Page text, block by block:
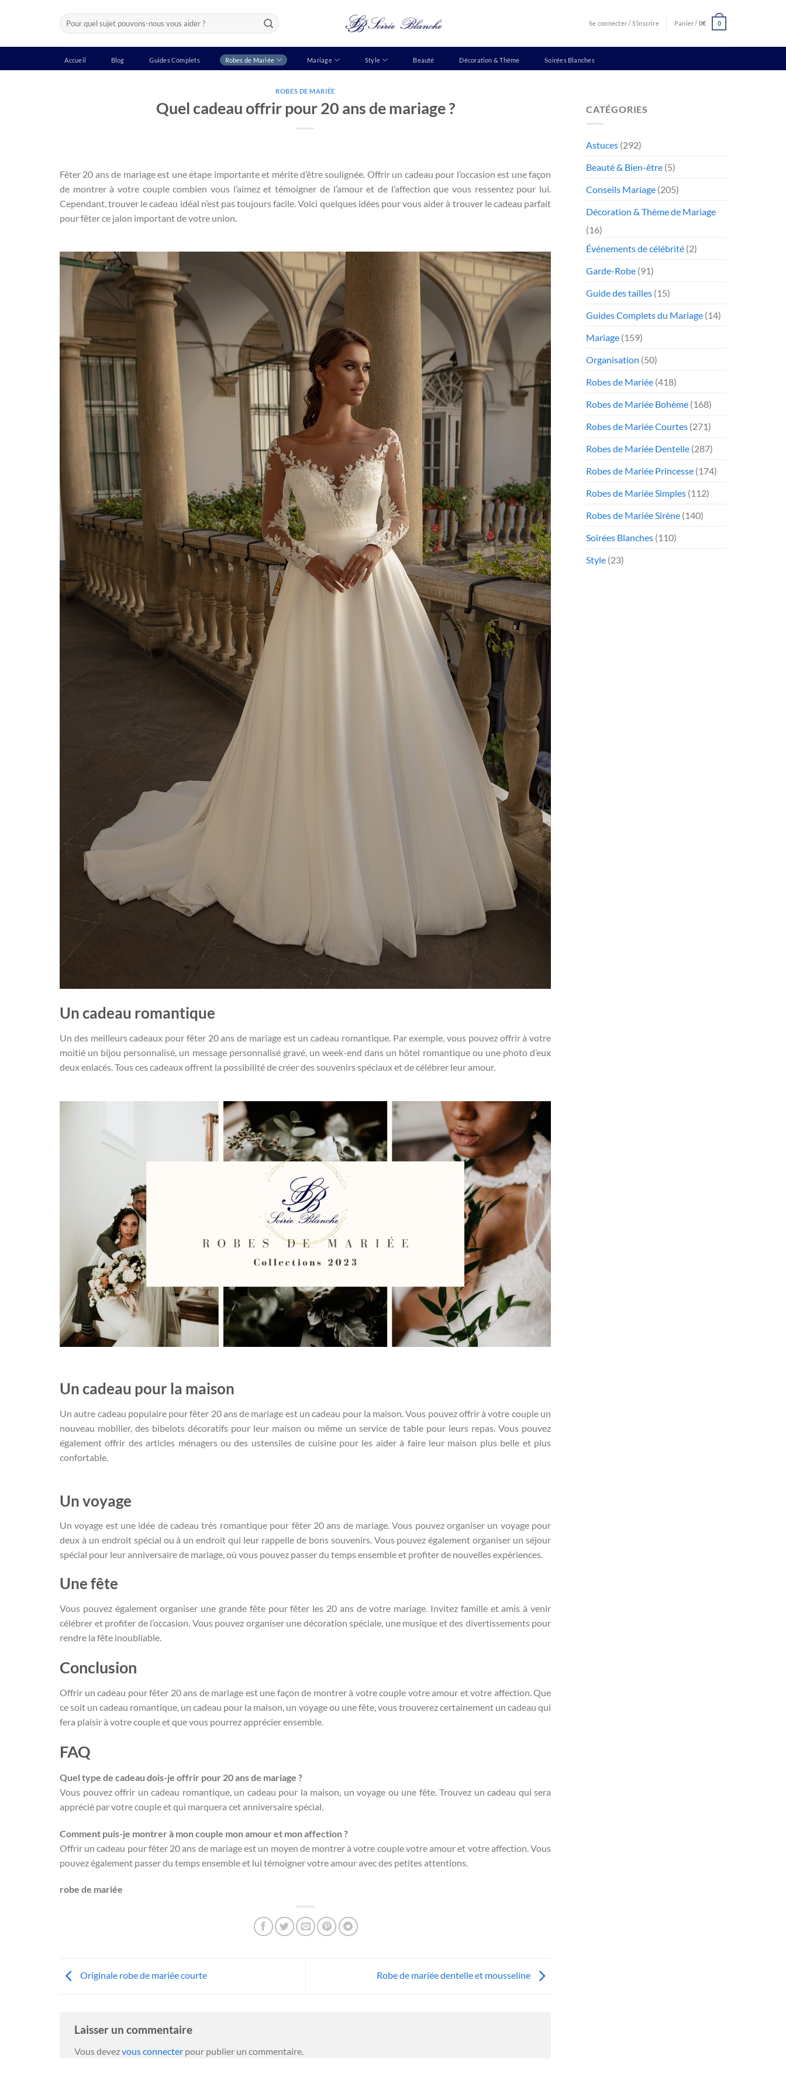
Recherche
pour :
Se connecter / S’inscrire Panier / 0€ 0
Accueil Blog Guides Complets Robes de Mariée Mariage Style Beauté Décoration & Thème Soirées Blanches
ROBES DE MARIÉE
Quel cadeau offrir pour 20 ans de mariage ?
Fêter 20 ans de mariage est une étape importante et mérite d’être soulignée. Offrir un cadeau pour l’occasion est une façon
de montrer à votre couple combien vous l’aimez et témoigner de l’amour et de l’affection que vous ressentez pour lui.
Cependant, trouver le cadeau idéal n’est pas toujours facile. Voici quelques idées pour vous aider à trouver le cadeau parfait
pour fêter ce jalon important de votre union.
Un cadeau romantique
Un des meilleurs cadeaux pour fêter 20 ans de mariage est un cadeau romantique. Par exemple, vous pouvez offrir à votre
moitié un bijou personnalisé, un message personnalisé gravé, un week-end dans un hôtel romantique ou une photo d’eux
deux enlacés. Tous ces cadeaux offrent la possibilité de créer des souvenirs spéciaux et de célébrer leur amour.
Un cadeau pour la maison
Un autre cadeau populaire pour fêter 20 ans de mariage est un cadeau pour la maison. Vous pouvez offrir à votre couple un
nouveau mobilier, des bibelots décoratifs pour leur maison ou même un service de table pour leurs repas. Vous pouvez
également offrir des articles ménagers ou des ustensiles de cuisine pour les aider à faire leur maison plus belle et plus
confortable.
Un voyage
Un voyage est une idée de cadeau très romantique pour fêter 20 ans de mariage. Vous pouvez organiser un voyage pour
deux à un endroit spécial ou à un endroit qui leur rappelle de bons souvenirs. Vous pouvez également organiser un séjour
spécial pour leur anniversaire de mariage, où vous pouvez passer du temps ensemble et profiter de nouvelles expériences.
Une fête
Vous pouvez également organiser une grande fête pour fêter les 20 ans de votre mariage. Invitez famille et amis à venir
célébrer et profiter de l’occasion. Vous pouvez organiser une décoration spéciale, une musique et des divertissements pour
rendre la fête inoubliable.
Conclusion
Offrir un cadeau pour fêter 20 ans de mariage est une façon de montrer à votre couple votre amour et votre affection. Que
ce soit un cadeau romantique, un cadeau pour la maison, un voyage ou une fête, vous trouverez certainement un cadeau qui
fera plaisir à votre couple et que vous pourrez apprécier ensemble.
FAQ
Quel type de cadeau dois-je offrir pour 20 ans de mariage ?
Vous pouvez offrir un cadeau romantique, un cadeau pour la maison, un voyage ou une fête. Trouvez un cadeau qui sera
apprécié par votre couple et qui marquera cet anniversaire spécial.
Comment puis-je montrer à mon couple mon amour et mon affection ?
Offrir un cadeau pour fêter 20 ans de mariage est un moyen de montrer à votre couple votre amour et votre affection. Vous
pouvez également passer du temps ensemble et lui témoigner votre amour avec des petites attentions.
robe de mariée
Originale robe de mariée courte Robe de mariée dentelle et mousseline
Laisser un commentaire
Vous devezvous connecter pour publier un commentaire.
CATÉGORIES
Astuces (292)
Beauté & Bien-être (5)
Conseils Mariage (205)
Décoration & Thème de Mariage
(16)
Événements de célébrité (2)
Garde-Robe (91)
Guide des tailles (15)
Guides Complets du Mariage (14)
Mariage (159)
Organisation (50)
Robes de Mariée (418)
Robes de Mariée Bohème (168)
Robes de Mariée Courtes (271)
Robes de Mariée Dentelle (287)
Robes de Mariée Princesse (174)
Robes de Mariée Simples (112)
Robes de Mariée Sirène (140)
Soirées Blanches (110)
Style (23)